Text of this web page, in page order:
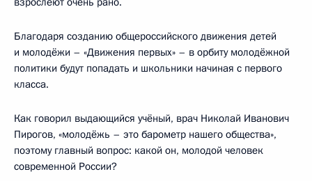
Благодаря созданию общероссийского движения детей
и молодёжи – «Движения первых» – в орбиту молодёжной
политики будут попадать и школьники начиная с первого
класса.
Как говорил выдающийся учёный, врач Николай Иванович
Пирогов, «молодёжь – это барометр нашего общества»,
поэтому главный вопрос: какой он, молодой человек
современной России?